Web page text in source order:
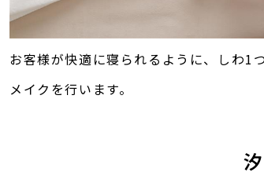
お客様が快適に寝られるように、しわ1
メイクを行います。